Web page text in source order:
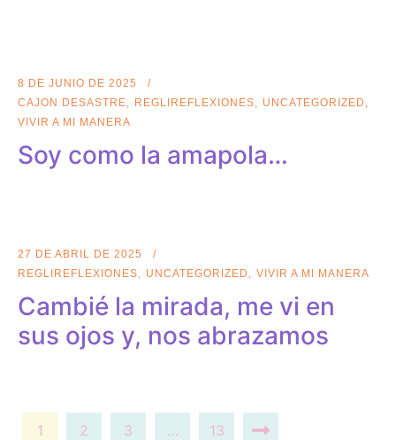
8 DE JUNIO DE 2025
CAJON DESASTRE
REGLIREFLEXIONES
UNCATEGORIZED
VIVIR A MI MANERA
Soy como la amapola…
27 DE ABRIL DE 2025
REGLIREFLEXIONES
UNCATEGORIZED VIVIR A MI MANERA
Cambié la mirada, me vi en
sus ojos y, nos abrazamos
1 2 3 … 13